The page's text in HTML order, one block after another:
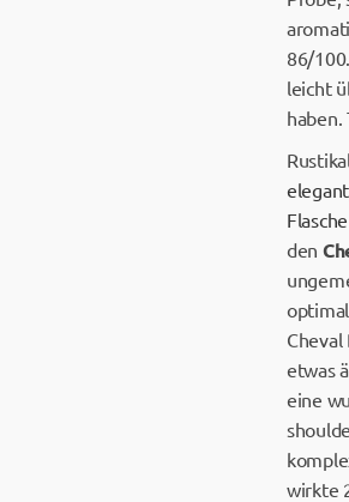
86/100.
leicht
den
etwas
eine
wirkte